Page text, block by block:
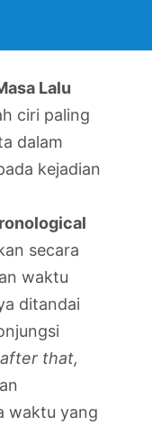
Lalu
ciri paling
dalam
kejadian
secara
waktu
ditandai
that,
waktu yang